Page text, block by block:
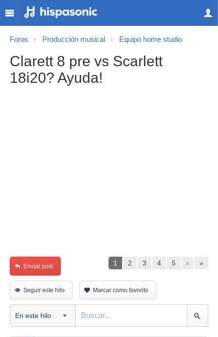
Foros Producción musical Equipo home studio
Clarett 8 pre vs Scarlett
18i20? Ayuda!
1 2 3 4 5 › »
Enviar post
Seguir este hilo Marcar como favorito